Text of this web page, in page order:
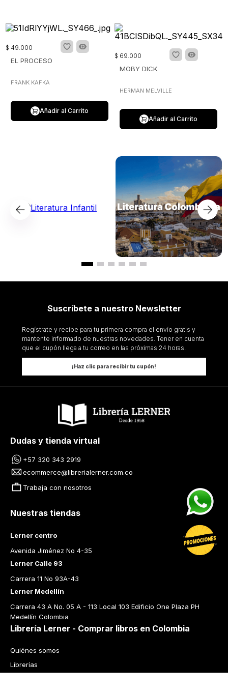
$ 49.000
EL PROCESO
FRANK KAFKA
Añadir al Carrito
$ 69.000
MOBY DICK
HERMAN MELVILLE
Añadir al Carrito
Suscríbete a nuestro Newsletter
Regístrate y recibe para tu primera compra el envío gratis y
mantente informado de nuestras novedades. Tener en cuenta
que el cupón llega a tu correo en las próximas 24 horas.
¡Haz clic para recibir tu cupón!
Dudas y tienda virtual
+57 320 343 2919
ecommerce@librerialerner.com.co
Trabaja con nosotros
Nuestras tiendas
Lerner centro
Avenida Jiménez No 4-35
Lerner Calle 93
Carrera 11 No 93A-43
Lerner Medellín
Carrera 43 A No. 05 A - 113 Local 103 Edificio One Plaza PH
Medellín Colombia
Librería Lerner - Comprar libros en Colombia
Quiénes somos
Librerías